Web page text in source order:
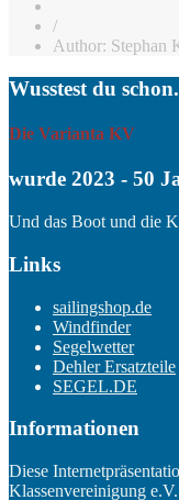
/
Author: Stephan
Wusstest du
Die Varianta KV
wurde 2023 - 50
Und das Boot und die
Links
sailingshop.de
Windfinder
Segelwetter
Dehler Ersatzteile
SEGEL.DE
Informationen
Diese
Klassenvereinigung e.V.